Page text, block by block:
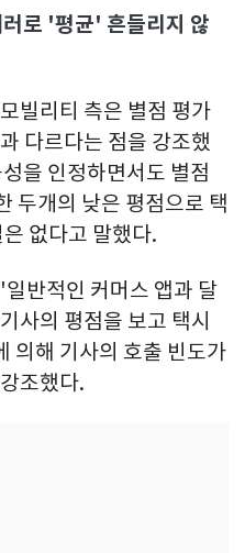
로 '평균' 흔들리지 않
빌리티 측은 별점 평가
다르다는 점을 강조했
을 인정하면서도 별점
두개의 낮은 평점으로 택
없다고 말했다.
반적인 커머스 앱과 달
사의 평점을 보고 택시
의해 기사의 호출 빈도가
조했다.